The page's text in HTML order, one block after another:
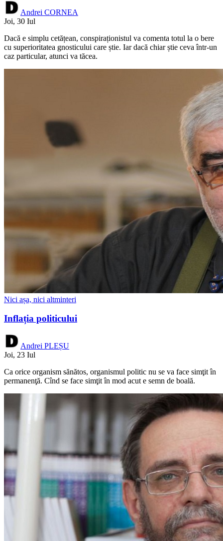
Andrei CORNEA
Joi, 30 Iul
Dacă e simplu cetățean, conspiraționistul va comenta totul la o bere
cu superioritatea gnosticului care știe. Iar dacă chiar știe ceva într-un
caz particular, atunci va tăcea.
Nici așa, nici altminteri
Inflația politicului
Andrei PLEȘU
Joi, 23 Iul
Ca orice organism sănătos, organismul politic nu se va face simţit în
permanenţă. Cînd se face simţit în mod acut e semn de boală.